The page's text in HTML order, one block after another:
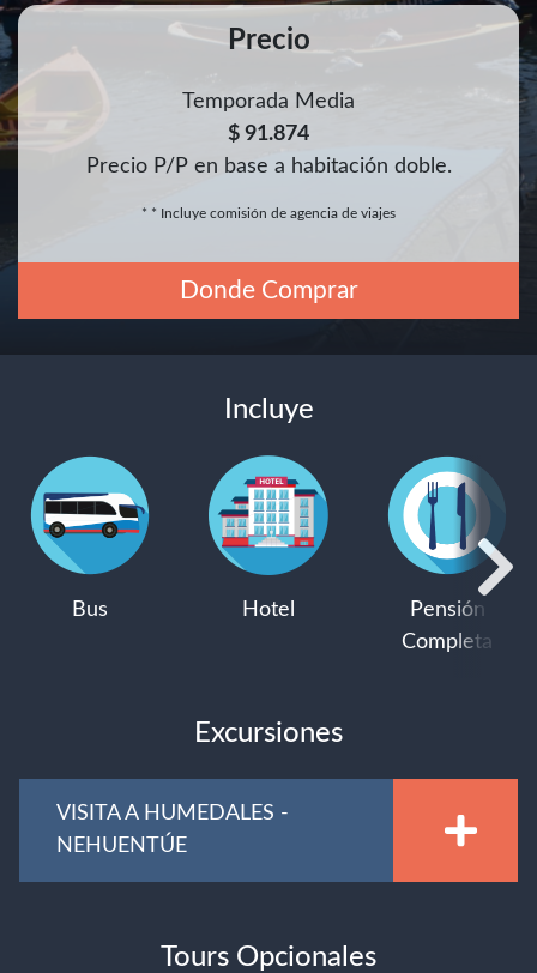
Precio
Temporada Media
$ 91.874
Precio P/P en base a habitación doble.
* * Incluye comisión de agencia de viajes
Donde Comprar
Incluye
Bus Hotel
Pensión
Completa
Excursiones
VISITA A HUMEDALES -
NEHUENTÚE
Tours Opcionales